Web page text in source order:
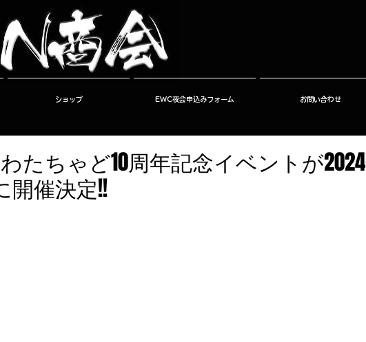
ショップ EWC夜会申込みフォーム お問い合わせ
たちゃど10周年記念イベントが
開催決定!!